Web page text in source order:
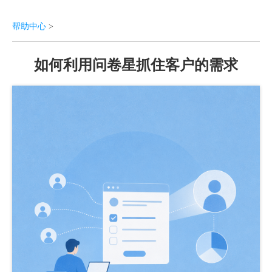
帮助中心 >
如何利用问卷星抓住客户的需求